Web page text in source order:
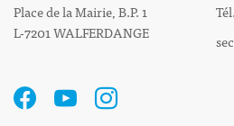
Place de la Mairie, B.P. 1
L-7201 WALFERDANGE